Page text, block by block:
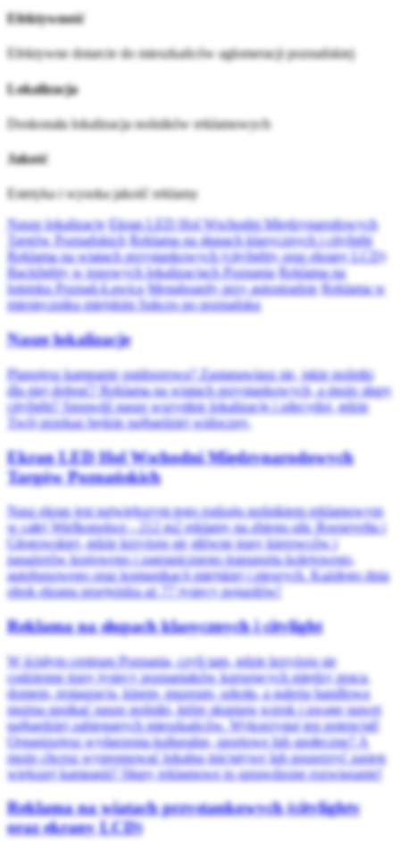
Efektywność
Efektywne dotarcie do mieszkańców aglomeracji poznańskiej
Lokalizacja
Doskonała lokalizacja nośników reklamowych
Jakość
Estetyka i wysoka jakość reklamy
Nasze lokalizacje Ekran LED Hol Wschodni Międzynarodowych
Targów Poznańskich Reklama na słupach klasycznych i citylight
Reklama na wiatach przystankowych (citylighty oraz ekrany LCD)
Backlighty w topowych lokalizacjach Poznania Reklama na
lotnisku Poznań-Ławica Megaboardy przy autostradzie Reklama w
miesięczniku miejskim Sukces po poznańsku
Nasze lokalizacje
Planujesz kampanię outdoorową? Zastanawiasz się, jakie nośniki
dla niej dobrać? Reklama na wiatach przystankowych, a może słupy
citylight? Sprawdź nasze wszystkie lokalizacje i zdecyduj, gdzie
Twój przekaz będzie najbardziej widoczny.
Ekran LED Hol Wschodni Międzynarodowych
Targów Poznańskich
Nasz ekran jest największym tego rodzaju nośnikiem reklamowym
w całej Wielkopolsce - 212 m2 reklamy na zbiegu ulic Roosevelta i
Głogowskiej, gdzie krzyżują się główne trasy kierowców i
pasażerów krajowego i zagranicznego transportu kolejowego,
autobusowego oraz komunikacji miejskiej i pieszych. Każdego dnia
obok ekranu przejeżdża aż 77 tysięcy pojazdów!
Reklama na słupach klasycznych i citylight
W ścisłym centrum Poznania, czyli tam, gdzie krzyżują się
codzienne trasy tysięcy poznaniaków kursujących między pracą,
domem, restauracją, kinem, muzeum, szkołą, a galerią handlową
można spotkać nasze nośniki, które skupiają wzrok i uwagę nawet
najbardziej zabieganych mieszkańców. Wykorzystaj ten potencjał!
Organizujesz wydarzenia kulturalne, sportowe lub społeczne? A
może chcesz wypromować lokalną inicjatywę lub poszerzyć zasięg
większej kampanii? Słupy reklamowe to sprawdzone rozwiązanie!
Reklama na wiatach przystankowych (citylighty
oraz ekrany LCD)